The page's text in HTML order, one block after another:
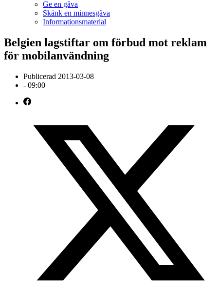
Ge en gåva
Skänk en minnesgåva
Informationsmaterial
Belgien lagstiftar om förbud mot reklam
för mobilanvändning
Publicerad 2013-03-08
- 09:00